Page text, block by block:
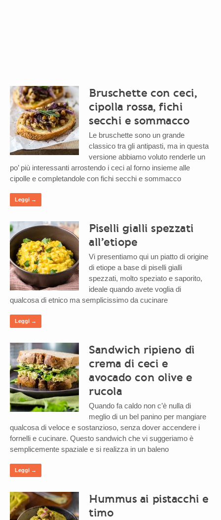
Bruschette con ceci,
cipolla rossa, fichi
secchi e sommacco
Le bruschette sono un grande
classico tra gli antipasti, ma in questa
versione abbiamo voluto renderle un
po’ più interessanti arrostendo i ceci al forno insieme alle
cipolle e completandole con fichi secchi e sommacco
Leggi →
Piselli gialli spezzati
all’etiope
Vi presentiamo qui un piatto di origine
di etiope a base di piselli gialli
spezzati, molto speziato e saporito,
ideale quando avete voglia di
qualcosa di etnico ma semplicissimo da cucinare
Leggi →
Sandwich ripieno di
crema di ceci e
avocado con olive e
rucola
Quando fa caldo non c’è nulla di
meglio di un bel panino per mangiare
qualcosa di veloce e sostanzioso, senza dover accendere i
fornelli e cucinare. Questo sandwich che vi suggeriamo è
semplicemente spaziale e si realizza in un baleno
Leggi →
Hummus ai pistacchi e
timo